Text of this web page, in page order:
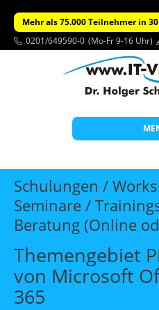
Mehr als 75.000 Teilnehmer in
0201/649590-0 (Mo-Fr 9-16 Uhr)
Start
Themen
Beratung
Individuelle
Offene Seminare
Schulungen /
Seminare /
Beratung (Online
Themengebiet
von Microsoft
365